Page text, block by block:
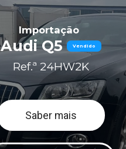
Importação
Audi Q5 Vendido
Ref.ª 24HW2K
Saber mais